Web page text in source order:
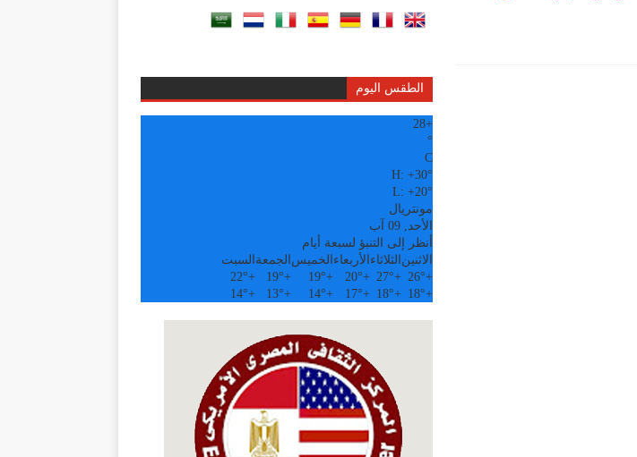
الطقس اليوم
+
28
°
C
H: +30°
L: +20°
مونتريال
الأحد, 09 آب
أنظر إلى التنبؤ لسبعة أيام
الاثنين الثلاثاء الأربعاء الخميس الجمعة السبت
+
26°
+
27°
+
20°
+
19°
+
19°
+
22°
+
18°
+
18°
+
17°
+
14°
+
13°
+
14°